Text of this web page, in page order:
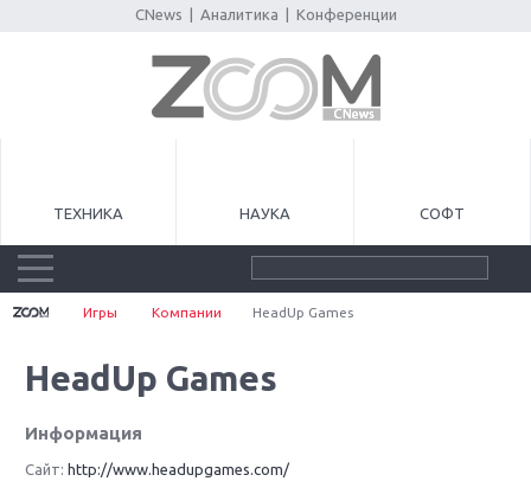
CNews Аналитика Конференции
ТЕХНИКА НАУКА СОФТ
Игры Компании HeadUp Games
HeadUp Games
Информация
Сайт: http://www.headupgames.com/